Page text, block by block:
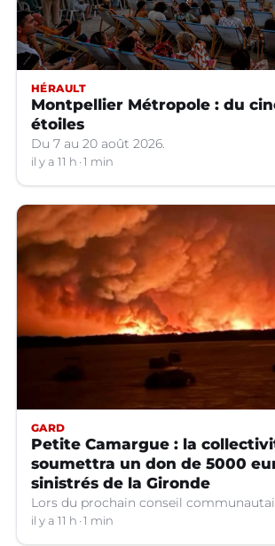
HÉRAULT
Montpellier Métropole : du
étoiles
Du 7 au 20 août 2026.
il y a 11 h 1 min
GARD
Petite Camargue : la
soumettra un don de 5000
sinistrés de la Gironde
Lors du prochain conseil
il y a 11 h 1 min